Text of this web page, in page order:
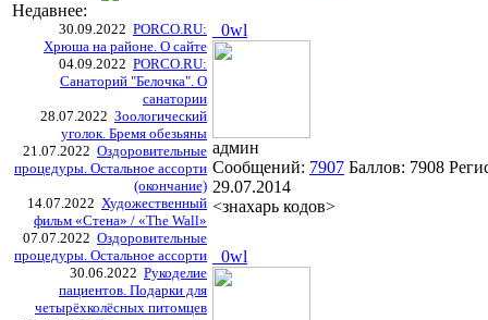
Недавнее:
30.09.2022 PORCO.RU:
Хрюша на районе. О сайте
04.09.2022 PORCO.RU:
Санаторий "Белочка". О
санатории
28.07.2022 Зоологический
уголок. Бремя обезьяны
21.07.2022 Оздоровительные
процедуры. Остальное ассорти
(окончание)
14.07.2022 Художественный
фильм «Стена» / «The Wall»
07.07.2022 Оздоровительные
процедуры. Остальное ассорти
30.06.2022 Рукоделие
пациентов. Подарки для
четырёхколёсных питомцев
_0wl
админ
Сообщений: 7907 Баллов: 7908
29.07.2014
<знахарь кодов>
_0wl